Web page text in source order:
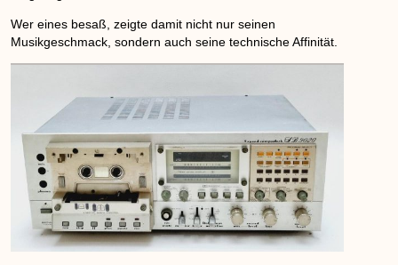
Wer eines besaß, zeigte damit nicht nur seinen
Musikgeschmack, sondern auch seine technische Affinität.